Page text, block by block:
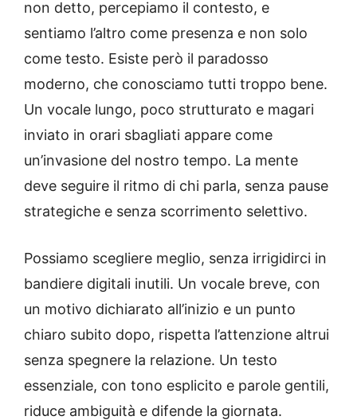
non detto, percepiamo il contesto, e
sentiamo l’altro come presenza e non solo
come testo. Esiste però il paradosso
moderno, che conosciamo tutti troppo bene.
Un vocale lungo, poco strutturato e magari
inviato in orari sbagliati appare come
un’invasione del nostro tempo. La mente
deve seguire il ritmo di chi parla, senza pause
strategiche e senza scorrimento selettivo.
Possiamo scegliere meglio, senza irrigidirci in
bandiere digitali inutili. Un vocale breve, con
un motivo dichiarato all’inizio e un punto
chiaro subito dopo, rispetta l’attenzione altrui
senza spegnere la relazione. Un testo
essenziale, con tono esplicito e parole gentili,
riduce ambiguità e difende la giornata.